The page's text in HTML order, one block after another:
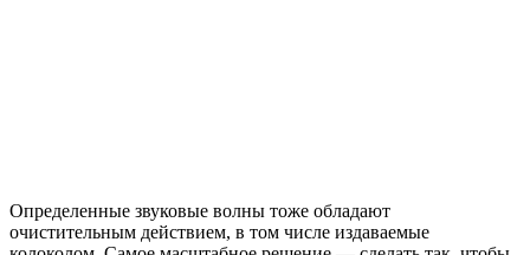
Определенные звуковые волны тоже обладают
очистительным действием, в том числе издаваемые